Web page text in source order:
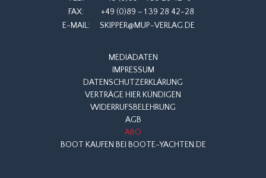
FAX:
+49 (0)89 – 1 39 28 42-28
E-MAIL:
SKIPPER@MUP-VERLAG.DE
MEDIADATEN
IMPRESSUM
DATENSCHUTZERKLÄRUNG
VERTRÄGE HIER KÜNDIGEN
WIDERRUFSBELEHRUNG
AGB
ABO
BOOT KAUFEN BEI BOOTE-YACHTEN.DE